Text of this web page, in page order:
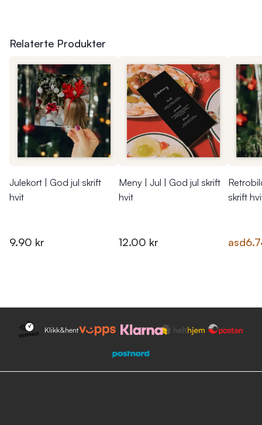
Relaterte Produkter
Julekort | God jul skrift
hvit
9.90 kr
Meny | Jul | God jul skrift
hvit
12.00 kr
skrift
asd
Klikk&hent